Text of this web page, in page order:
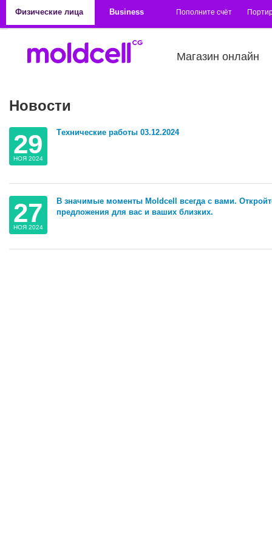
Физические лица
Business Пополните счёт
Магазин онлайн
Новости
29
НОЯ 2024
Tехнические работы 03.12.2024
27
НОЯ 2024
В значимые моменты Moldcell всегда с вами.
предложения для вас и ваших близких.